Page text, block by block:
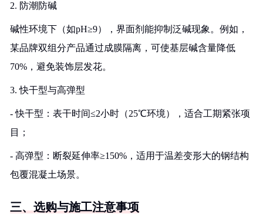
2. 防潮防碱
碱性环境下（如pH≥9），界面剂能抑制泛碱现象。例如，
某品牌双组分产品通过成膜隔离，可使基层碱含量降低
70%，避免装饰层发花。
3. 快干型与高弹型
- 快干型：表干时间≤2小时（25℃环境），适合工期紧张项
目；
- 高弹型：断裂延伸率≥150%，适用于温差变形大的钢结构
包覆混凝土场景。
三、选购与施工注意事项